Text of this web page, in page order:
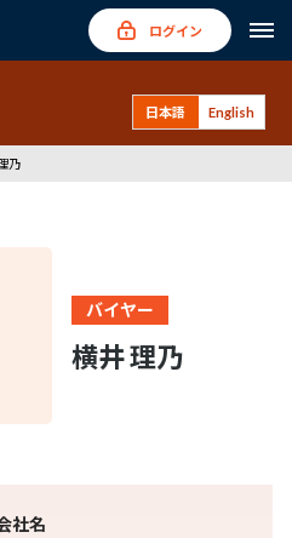
ログイン
日本語 English
乃
バイヤー
横井 理乃
社名